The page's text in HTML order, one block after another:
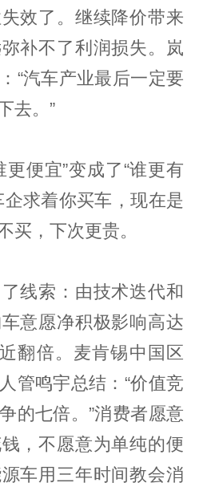
效了。继续降价带来
补不了利润损失。岚
“汽车产业最后一定要
去。”
便宜”变成了“谁更有
企求着你买车，现在是
买，下次更贵。
线索：由技术迭代和
意愿净积极影响高达
翻倍。麦肯锡中国区
管鸣宇总结：“价值竞
的七倍。”消费者愿意
，不愿意为单纯的便
车用三年时间教会消